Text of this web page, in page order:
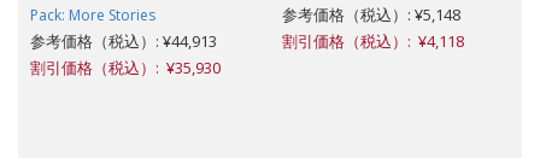
Pack: More Stories
参考価格（税込）: ¥44,913
割引価格（税込）: ¥35,930
参考価格（税込）: ¥5,148
割引価格（税込）: ¥4,118